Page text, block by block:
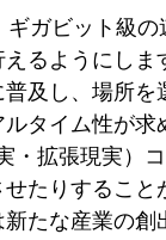
ガビット級
るようにし
及し、場所
タイム性が
・拡張現実）
たりするこ
たな産業の